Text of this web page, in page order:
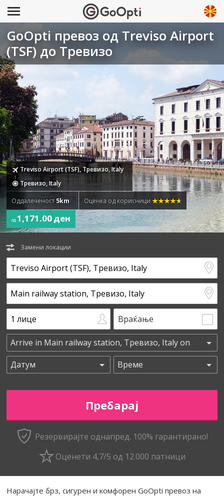
GoOpti превоз од Treviso Airport
(TSF) до Тревизо
Treviso Airport (TSF), Тревизо, Italy
Тревизо, Italy
Оддалеченост5km Оценка од корисници
од 1,171.00 ден
Замени локации
Враќање
Резервирајте однапред. 100% гарантирано!
Оценети 4,7/5 од 12.000 патници
Нарачајте брз, сигурен и комфорен GoOpti превоз на